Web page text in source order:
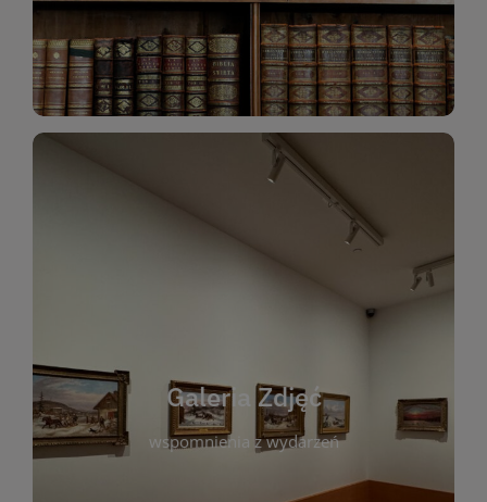
Katalog Zbiorów
Galeria Zdjęć
wspomnienia z wydarzeń
Galeria Zdjęć
wspomnienia z wydarzeń, spotkań i projektów
którym można zobaczyć, jak żyje nasza biblioteka
i jej społeczność. Zdjęcia dokumentują zarówno
uroczyste chwile, jak i codzienne aktywności
czytelników. Regularnie dodajemy nowe galerie,
by każdy mógł powrócić do wyjątkowych